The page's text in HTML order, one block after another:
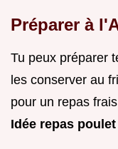
Préparer à
Tu peux préparer
les conserver au
pour un repas
Idée repas poulet